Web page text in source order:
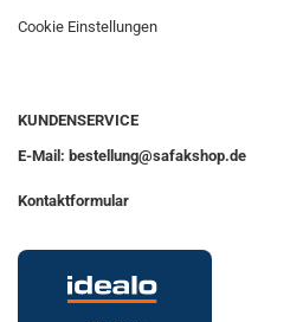
Cookie Einstellungen
KUNDENSERVICE
E-Mail: bestellung@safakshop.de
Kontaktformular